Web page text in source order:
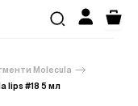
Molecula
lips #18 5 мл